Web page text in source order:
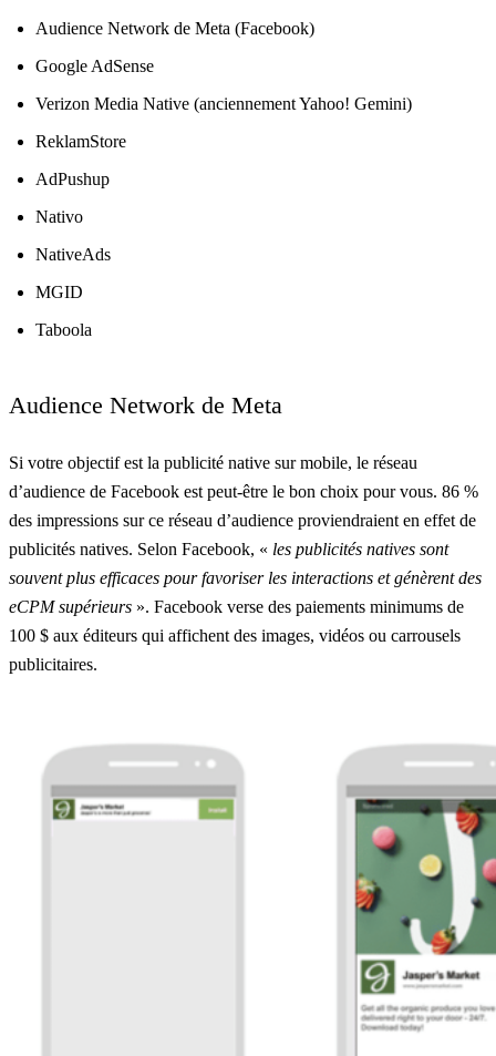
Audience Network de Meta (Facebook)
Google AdSense
Verizon Media Native (anciennement Yahoo! Gemini)
ReklamStore
AdPushup
Nativo
NativeAds
MGID
Taboola
Audience Network de Meta
Si votre objectif est la publicité native sur mobile, le réseau
d’audience de Facebook est peut-être le bon choix pour vous. 86 %
des impressions sur ce réseau d’audience proviendraient en effet de
publicités natives. Selon Facebook, « les publicités natives sont
souvent plus efficaces pour favoriser les interactions et génèrent des
eCPM supérieurs ». Facebook verse des paiements minimums de
100 $ aux éditeurs qui affichent des images, vidéos ou carrousels
publicitaires.